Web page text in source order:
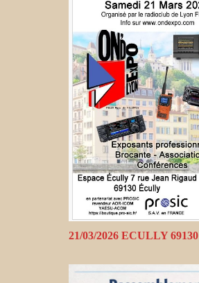
21/03/2026 ECULLY 69130